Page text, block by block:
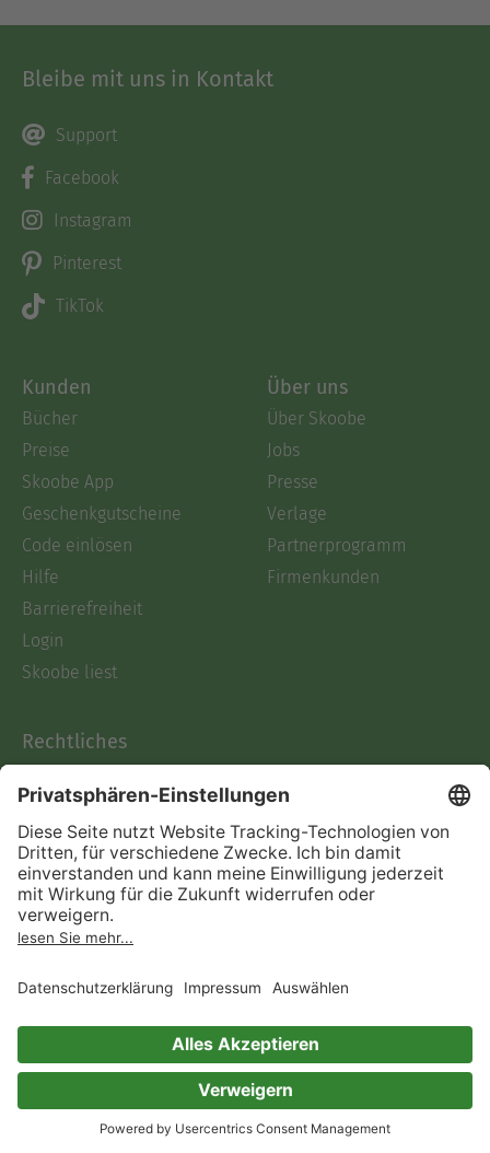
Bleibe mit uns in Kontakt
Support
Facebook
Instagram
Pinterest
TikTok
Kunden
Bücher
Preise
Skoobe App
Geschenkgutscheine
Code einlösen
Hilfe
Barrierefreiheit
Login
Skoobe liest
Über uns
Über Skoobe
Jobs
Presse
Verlage
Partnerprogramm
Firmenkunden
Rechtliches
AGB
Informationen nach Data
Act
Verträge hier kündigen
Impressum
Immer ein gutes Buch